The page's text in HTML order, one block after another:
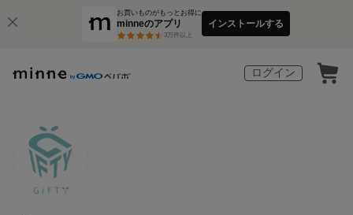
お買いものがもっとお得に
minneのアプリ
3万件以上
インストールする
ログイン